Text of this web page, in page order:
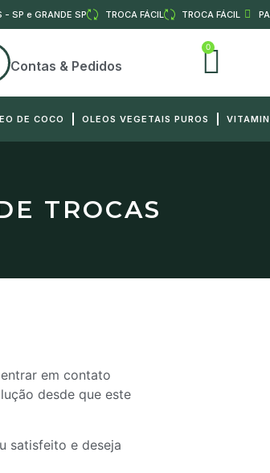
- SP e GRANDE SP TROCA FÁCIL TROCA FÁCIL
Contas & Pedidos
0
DE COCO OLEOS VEGETAIS PUROS
TROCAS
em contato
desde que este
satisfeito e deseja